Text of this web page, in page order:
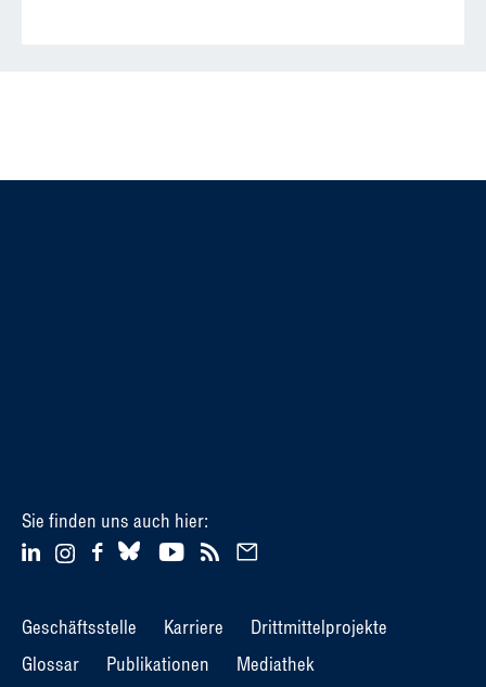
Sie finden uns auch hier:
Geschäftsstelle Karriere
Drittmittelprojekte
Glossar
Publikationen Mediathek